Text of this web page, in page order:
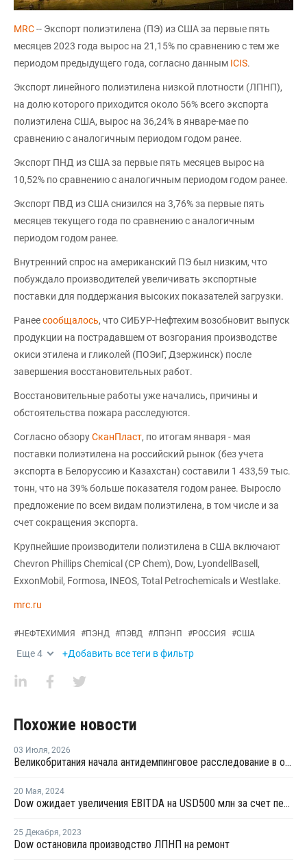
MRC-- Экспорт полиэтилена (ПЭ) из США за первые пять
месяцев 2023 года вырос на 21,15% по сравнению с тем же
периодом предыдущего года, согласно данным ICIS.
Экспорт линейного полиэтилена низкой плотности (ЛПНП),
на долю которого приходится около 56% всего экспорта
полиэтилена США, вырос на 36,24% в январе-мае по
сравнению с аналогичным периодом годом ранее.
Экспорт ПНД из США за первые пять месяцев вырос на
10,52% по сравнению с аналогичным периодом годом ранее.
Экспорт ПВД из США снизился на 3,76% за первые пять
месяцев текущего года по сравнению с аналогичным
периодом годом ранее.
Внутренний спрос на американский ПЭ был низким, что
побуждало производителей увеличивать экспортные
поставки для поддержания высоких показателей загрузки.
Ранеесообщалось, что СИБУР-Нефтехим возобновит выпуск
продукции на пострадавшем от возгорания производстве
окиси этилена и гликолей (ПОЭиГ, Дзержинск) после
завершения восстановительных работ.
Восстановительные работы уже начались, причины и
обстоятельства пожара расследуются.
Согласно обзоруСканПласт, по итогам января - мая
поставки полиэтилена на российский рынок (без учета
экспорта в Белоруссию и Казахстан) составили 1 433,59 тыс.
тонн, что на 39% больше показателя годом ранее. Выросло
предложение по всем видам полиэтилена, в том числе и за
счет сокращения экспорта.
Крупнейшие производители полиэтилена в США включают
Chevron Phillips Chemical (CP Chem), Dow, LyondellBasell,
ExxonMobil, Formosa, INEOS, Total Petrochemicals и Westlake.
mrc.ru
#НЕФТЕХИМИЯ #ПЭНД #ПЭВД #ЛПЭНП #РОССИЯ #США
Еще4 +Добавить все теги в фильтр
Похожие новости
03 Июля, 2026
Великобритания начала антидемпинговое расследование в отношении импорта ЛПНП из США
20 Мая, 2024
Dow ожидает увеличения EBITDA на USD500 млн за счет переработки отходов к 2030 году
25 Декабря, 2023
Dow остановила производство ЛПНП на ремонт